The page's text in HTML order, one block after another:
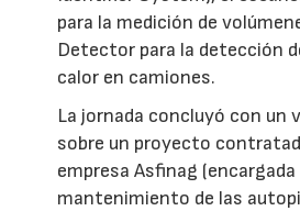
para la medición de
Detector para la detección
calor en camiones.
La jornada concluyó con un
sobre un proyecto
empresa Asfinag (encargada
mantenimiento de las